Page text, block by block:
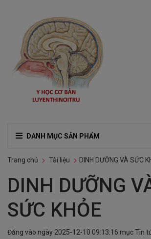
DANH MỤC SẢN PHẨM
Trang chủ Tài liệu DINH DƯỠNG VÀ SỨC
DINH DƯỠNG
SỨC KHỎE
Đăng vào ngày 2025-12-10 09:13:16 mụcTin